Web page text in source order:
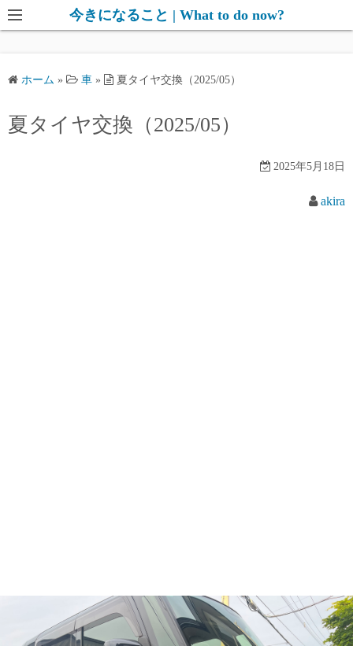
コ
ン
ス
今きになること | What to do now?
ホーム » 車 » 夏タイヤ交換（2025/05）
夏タイヤ交換（2025/05）
2025年5月18日
akira